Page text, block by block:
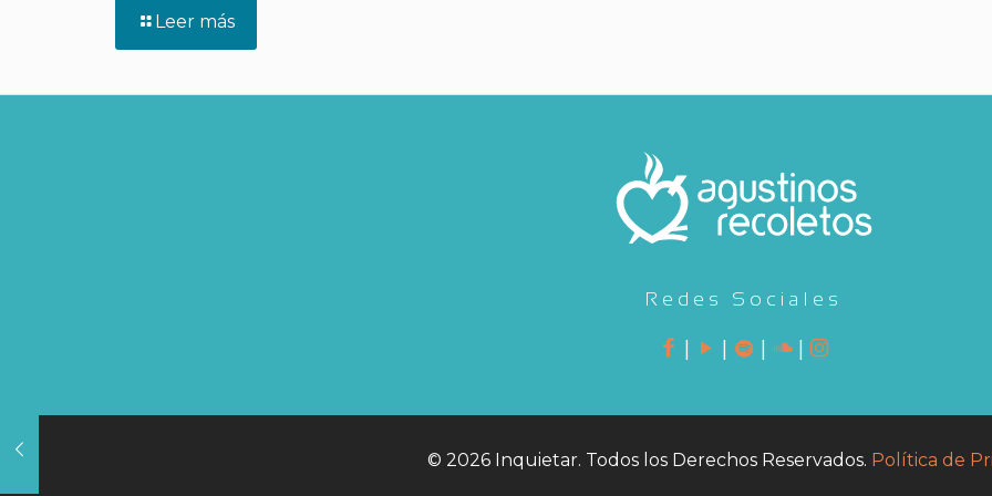
Leer más
Redes Sociales
| | | |
© 2026 Inquietar. Todos los Derechos Reservados. Política de